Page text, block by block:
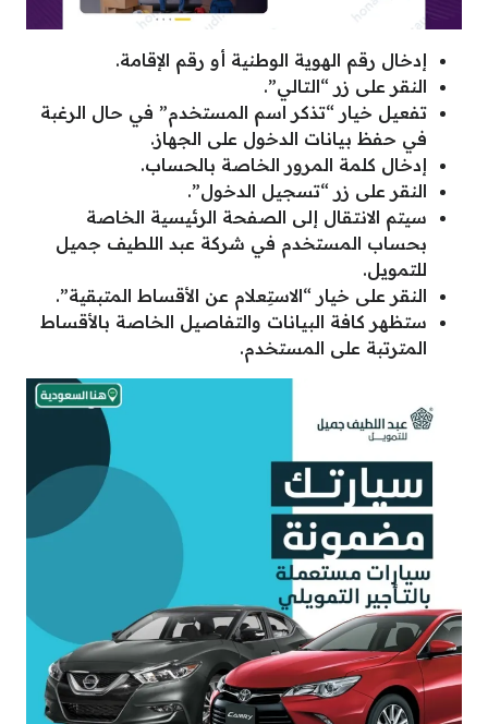
إدخال رقم الهوية الوطنية أو رقم الإقامة.
النقر على زر “التالي”.
تفعيل خيار “تذكر اسم المستخدم” في حال الرغبة
في حفظ بيانات الدخول على الجهاز.
إدخال كلمة المرور الخاصة بالحساب.
النقر على زر “تسجيل الدخول”.
سيتم الانتقال إلى الصفحة الرئيسية الخاصة
بحساب المستخدم في شركة عبد اللطيف جميل
للتمويل.
النقر على خيار “الاستِعلام عن الأقساط المتبقية”.
ستظهر كافة البيانات والتفاصيل الخاصة بالأقساط
المترتبة على المستخدم.